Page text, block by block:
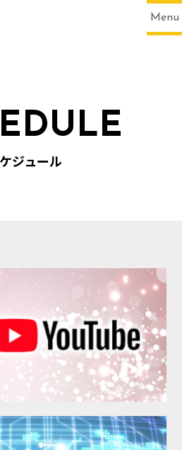
Menu
ジュール